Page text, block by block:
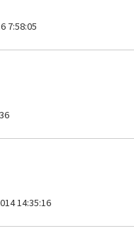
7:58:05
14:35:16